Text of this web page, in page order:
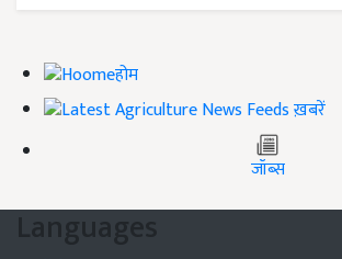
होम
ख़बरें
जॉब्स
Languages